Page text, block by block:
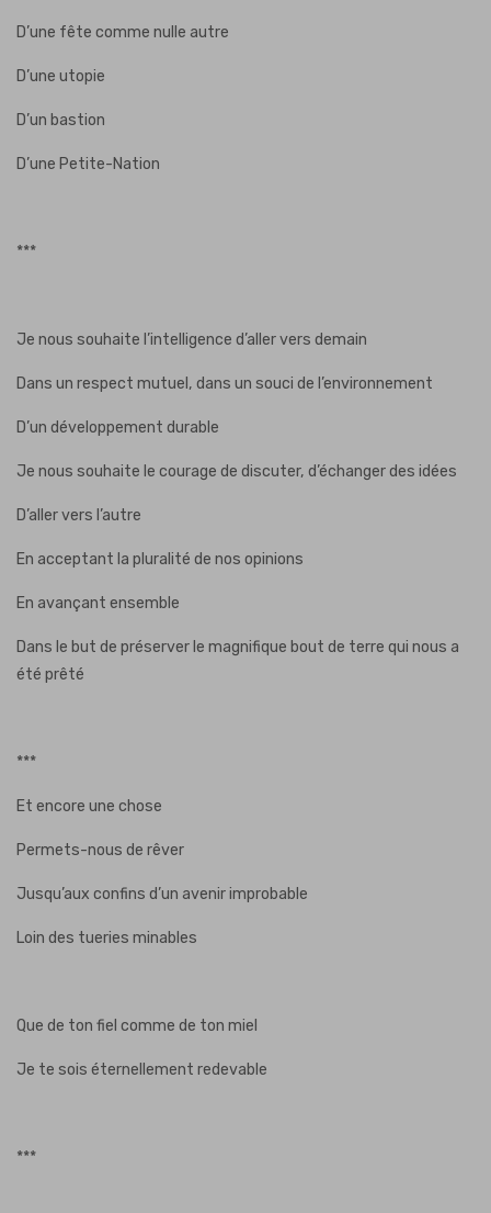
D’une fête comme nulle autre
D’une utopie
D’un bastion
D’une Petite-Nation
***
Je nous souhaite l’intelligence d’aller vers demain
Dans un respect mutuel, dans un souci de l’environnement
D’un développement durable
Je nous souhaite le courage de discuter, d’échanger des idées
D’aller vers l’autre
En acceptant la pluralité de nos opinions
En avançant ensemble
Dans le but de préserver le magnifique bout de terre qui nous a
été prêté
***
Et encore une chose
Permets-nous de rêver
Jusqu’aux confins d’un avenir improbable
Loin des tueries minables
Que de ton fiel comme de ton miel
Je te sois éternellement redevable
***